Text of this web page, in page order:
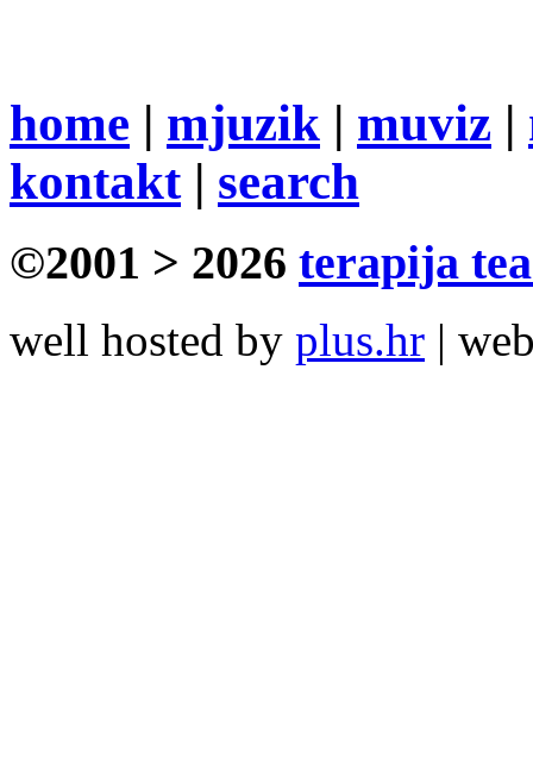
home | mjuzik | muviz |
kontakt| search
©2001 > 2026 terapija
well hosted by plus.hr |